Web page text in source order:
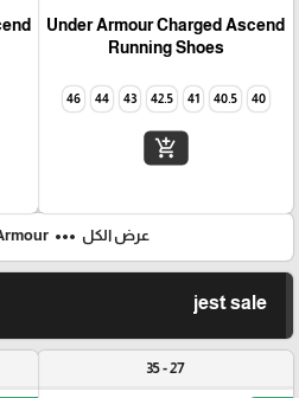
Under Armour Charged Ascend
Running Shoes
40
40.5
41
42.5
43
44
46
add_shopping_cart
عرض الكل more_horiz
jest sale
27 - 35